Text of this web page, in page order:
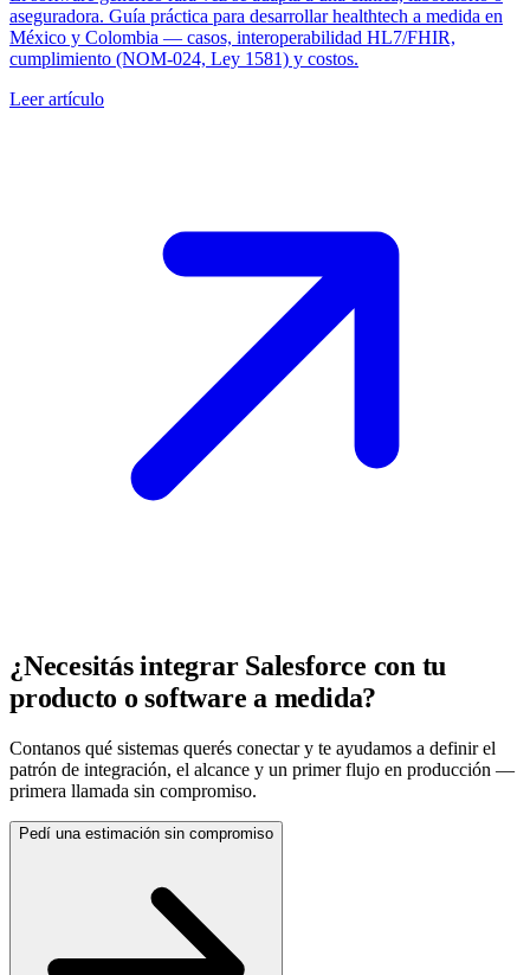
aseguradora. Guía práctica para desarrollar healthtech a medida en
México y Colombia — casos, interoperabilidad HL7/FHIR,
cumplimiento (NOM-024, Ley 1581) y costos.
Leer artículo
¿Necesitás integrar Salesforce con tu
producto o software a medida?
Contanos qué sistemas querés conectar y te ayudamos a definir el
patrón de integración, el alcance y un primer flujo en producción —
primera llamada sin compromiso.
Pedí una estimación sin compromiso